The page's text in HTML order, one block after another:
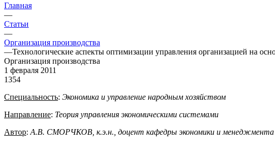
Главная
—
Статьи
—
Организация производства
—Технологические аспекты оптимизации управления организацией на
Организация производства
1 февраля 2011
1354
Специальность: Экономика и управление народным хозяйством
Направление: Теория управления экономическими системами
Автор: А.В. СМОРЧКОВ, к.э.н., доцент кафедры экономики и менеджмента